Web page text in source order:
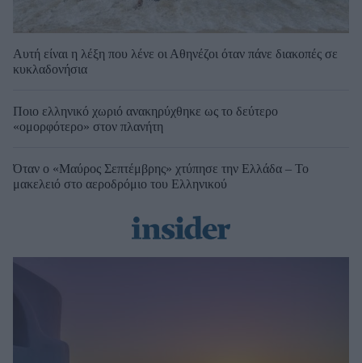
Αυτή είναι η λέξη που λένε οι Αθηνέζοι όταν πάνε διακοπές σε
κυκλαδονήσια
Ποιο ελληνικό χωριό ανακηρύχθηκε ως το δεύτερο
«ομορφότερο» στον πλανήτη
Όταν ο «Μαύρος Σεπτέμβρης» χτύπησε την Ελλάδα – Το
μακελειό στο αεροδρόμιο του Ελληνικού